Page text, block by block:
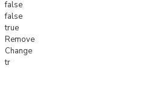
false
false
true
Remove
Change
tr